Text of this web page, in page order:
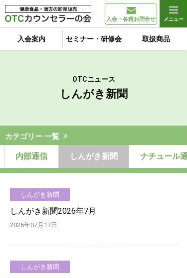
入会・各種お問合せ
入会案内 セミナー・研修会 取扱商品
OTCニュース
しんがき新聞
カテゴリー 一覧
内部通信 しんがき新聞 ナチュール
しんがき新聞
しんがき新聞2026年7月
2026年07月17日
しんがき新聞